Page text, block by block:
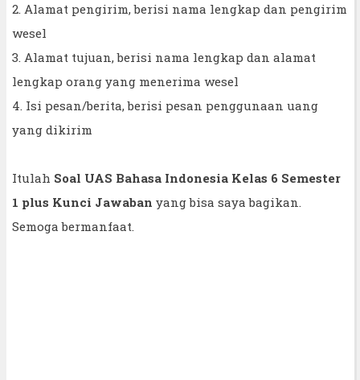
2. Alamat pengirim, berisi nama lengkap dan pengirim
wesel
3. Alamat tujuan, berisi nama lengkap dan alamat
lengkap orang yang menerima wesel
4. Isi pesan/berita, berisi pesan penggunaan uang
yang dikirim
Itulah Soal UAS Bahasa Indonesia Kelas 6 Semester
1 plus Kunci Jawaban yang bisa saya bagikan.
Semoga bermanfaat.